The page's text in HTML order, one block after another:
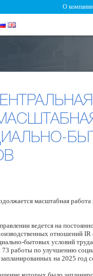
О компании
масштабная работа
ведется на
отношений
бытовых условий
по улучшению
на 2025 год